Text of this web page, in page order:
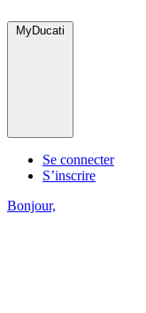
MyDucati
Se connecter
S’inscrire
Bonjour,